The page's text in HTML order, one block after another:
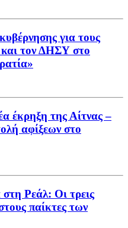
για τους
τον ΔΗΣΥ στο
έκρηξη της Αίτνας –
αφίξεων στο
Ρεάλ: Οι τρεις
παίκτες των